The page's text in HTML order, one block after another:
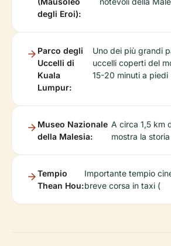
degli Eroi):
Parco degli
Uccelli di
Kuala
Lumpur:
Uno dei più grandi
uccelli coperti del
15-20 minuti a piedi
Museo Nazionale
della Malesia:
A circa 1,5 km
mostra la
Tempio
Thean Hou:
Importante tempio
breve corsa in taxi (